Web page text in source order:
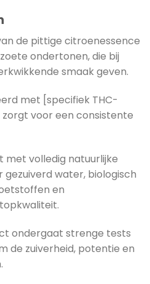
de pittige citroenessence
ondertonen, die bij
smaak geven.
met [specifiek THC-
voor een consistente
met volledig natuurlijke
water, biologisch
en
ondergaat strenge tests
de zuiverheid, potentie en